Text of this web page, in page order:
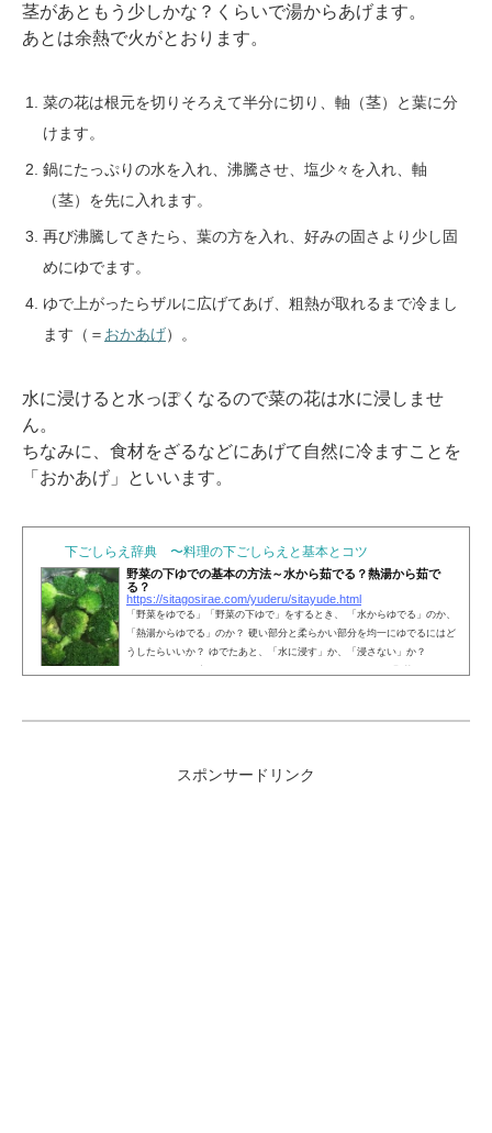
茎があともう少しかな？くらいで湯からあげます。
あとは余熱で火がとおります。
菜の花は根元を切りそろえて半分に切り、軸（茎）と葉に分
けます。
鍋にたっぷりの水を入れ、沸騰させ、塩少々を入れ、軸
（茎）を先に入れます。
再び沸騰してきたら、葉の方を入れ、好みの固さより少し固
めにゆでます。
ゆで上がったらザルに広げてあげ、粗熱が取れるまで冷まし
ます（＝ おかあげ）。
水に浸けると水っぽくなるので菜の花は水に浸しませ
ん。
ちなみに、食材をざるなどにあげて自然に冷ますことを
「おかあげ」といいます。
下ごしらえ辞典 〜料理の下ごしらえと基本とコツ
野菜の下ゆでの基本の方法～水から茹でる？熱湯から茹で
る？
https://sitagosirae.com/yuderu/sitayude.html
「野菜をゆでる」「野菜の下ゆで」をするとき、 「水からゆでる」のか、
「熱湯からゆでる」のか？ 硬い部分と柔らかい部分を均一にゆでるにはど
うしたらいいか？ ゆでたあと、「水に浸す」か、「浸さない」か？
スポンサードリンク